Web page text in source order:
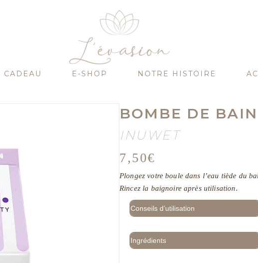
CADEAU E-SHOP NOTRE HISTOIRE
BOMBE DE BAIN
INUWET
7,50€
Plongez votre boule dans l’eau tiède du
Rincez la baignoire après utilisation.
Conseils d’utilisation
Ingrédients